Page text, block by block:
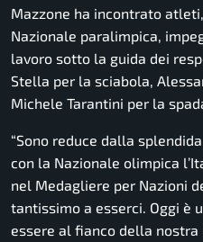
Mazzone ha incontrato
Nazionale paralimpica,
lavoro sotto la guida dei
Stella per la sciabola,
Michele Tarantini per la
“Sono reduce dalla
con la Nazionale olimpica
nel Medagliere per Nazioni
tantissimo a esserci. Oggi è
essere al fianco della nostra